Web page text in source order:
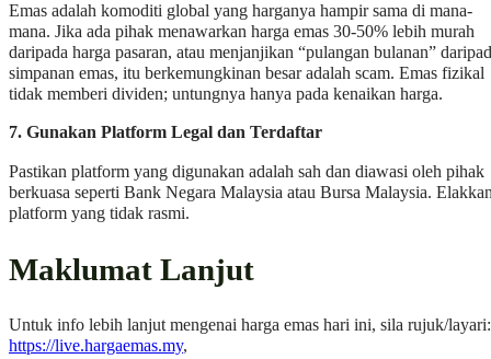
Emas adalah komoditi global yang harganya hampir sama di mana-
mana. Jika ada pihak menawarkan harga emas 30-50% lebih murah
daripada harga pasaran, atau menjanjikan “pulangan bulanan”
simpanan emas, itu berkemungkinan besar adalah scam. Emas fizikal
tidak memberi dividen; untungnya hanya pada kenaikan harga.
7. Gunakan Platform Legal dan Terdaftar
Pastikan platform yang digunakan adalah sah dan diawasi oleh pihak
berkuasa seperti Bank Negara Malaysia atau Bursa Malaysia.
platform yang tidak rasmi.
Maklumat Lanjut
Untuk info lebih lanjut mengenai harga emas hari ini, sila rujuk/layari:
https://live.hargaemas.my,